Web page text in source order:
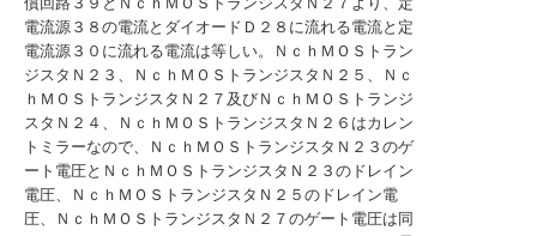
電流源３８の電流とダイオードＤ２８に流れる電流と定
電流源３０に流れる電流は等しい。ＮｃｈＭＯＳトラン
ジスタＮ２３、ＮｃｈＭＯＳトランジスタＮ２５、Ｎｃ
ｈＭＯＳトランジスタＮ２７及びＮｃｈＭＯＳトランジ
スタＮ２４、ＮｃｈＭＯＳトランジスタＮ２６はカレン
トミラーなので、ＮｃｈＭＯＳトランジスタＮ２３のゲ
ート電圧とＮｃｈＭＯＳトランジスタＮ２３のドレイン
電圧、ＮｃｈＭＯＳトランジスタＮ２５のドレイン電
圧、ＮｃｈＭＯＳトランジスタＮ２７のゲート電圧は同